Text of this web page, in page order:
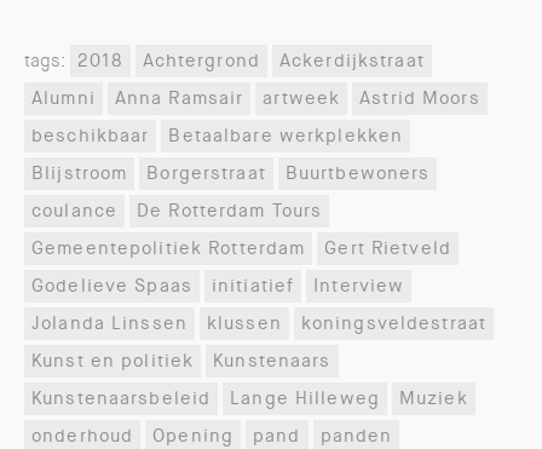
tags: 2018 Achtergrond
Ackerdijkstraat
Alumni
Anna Ramsair artweek
Astrid Moors
beschikbaar
Betaalbare werkplekken
Blijstroom
Borgerstraat
Buurtbewoners
coulance
De Rotterdam Tours
Gemeentepolitiek Rotterdam
Gert Rietveld
Godelieve Spaas
initiatief
Interview
Jolanda Linssen
klussen
koningsveldestraat
Kunst en politiek
Kunstenaars
Kunstenaarsbeleid
Lange Hilleweg
Muziek
onderhoud
Opening pand
panden